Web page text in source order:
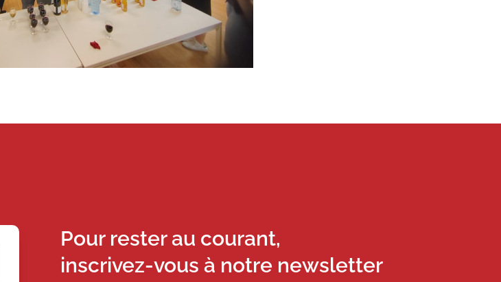
Pour rester au courant,
inscrivez-vous à notre newsletter